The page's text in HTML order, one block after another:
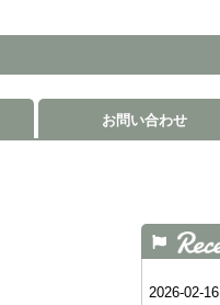
お問い合わせ
2026-02-16